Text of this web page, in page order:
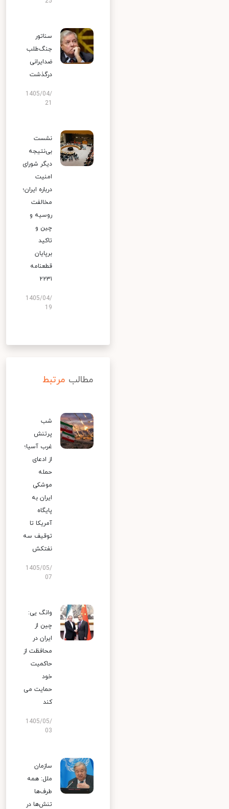
سناتور
جنگ‌طلب
ضدایرانی
درگذشت
1405/04/
نشست
بی‌نتیجه
دیگر شورای
امنیت
درباره ایران؛
مخالفت
روسیه و
چین و
تاکید
برپایان
قطعنامه
۲۲۳۱
1405/04/
19
مطالب مرتبط
شب
پرتنش
غرب آسیا؛
از ادعای
حمله
موشکی
ایران به
پایگاه
آمریکا تا
توقیف سه
نفتکش
1405/05/
07
وانگ یی:
چین از
ایران در
محافظت از
حاکمیت
خود
حمایت می
کند
1405/05/
03
سازمان
ملل: همه
طرف‌ها
تنش‌ها در